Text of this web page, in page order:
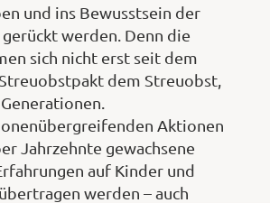
und ins Bewusstsein der
werden. Denn die
sich nicht erst seit dem
dem Streuobst,
Aktionen
Jahrzehnte gewachsene
auf Kinder und
werden – auch